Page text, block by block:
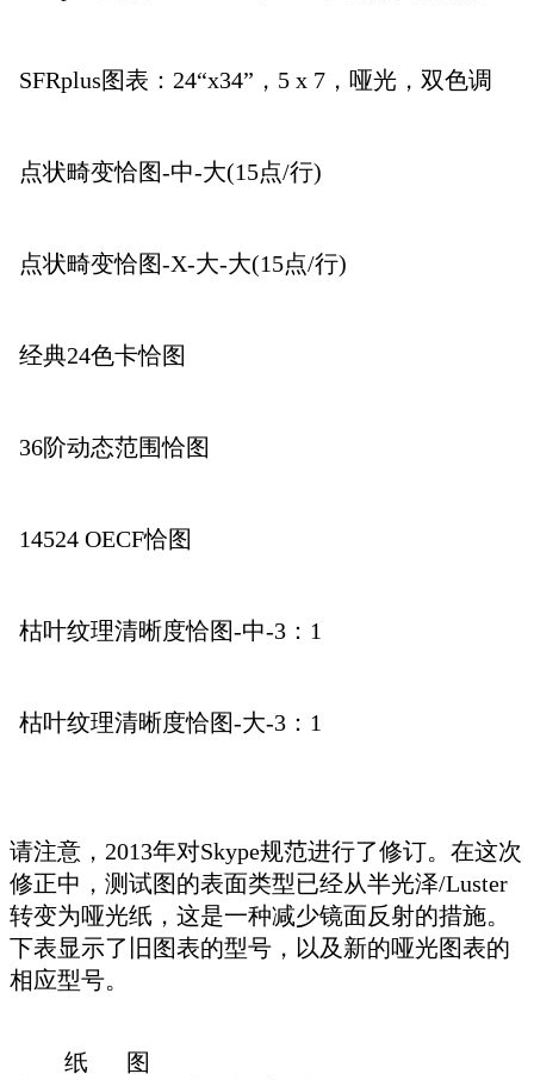
SFRplus图表：24“x34”，5 x 7，哑光，双色调
点状畸变恰图-中-大(15点/行)
点状畸变恰图-X-大-大(15点/行)
经典24色卡恰图
36阶动态范围恰图
14524 OECF恰图
枯叶纹理清晰度恰图-中-3：1
枯叶纹理清晰度恰图-大-3：1
请注意，2013年对Skype规范进行了修订。在这次
修正中，测试图的表面类型已经从半光泽/Luster
转变为哑光纸，这是一种减少镜面反射的措施。
下表显示了旧图表的型号，以及新的哑光图表的
相应型号。
纸
图